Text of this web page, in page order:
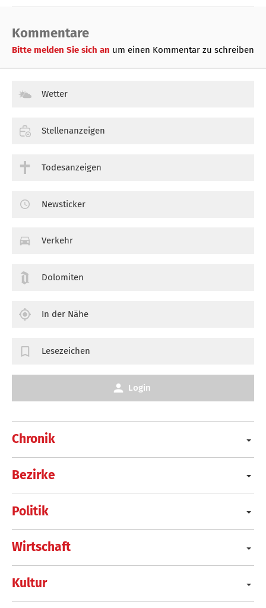
Kommentare
Bitte melden Sie sich an um einen Kommentar zu schreiben
Chronik
Bezirke
Politik
Wirtschaft
Kultur
Wetter
Stellenanzeigen
Todesanzeigen
Newsticker
Verkehr
Dolomiten
In der Nähe
Lesezeichen
Login